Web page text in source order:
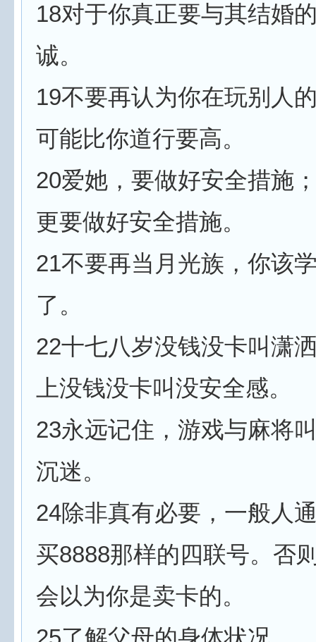
18对于你真正要与其结婚
诚。
19不要再认为你在玩别人
可能比你道行要高。
20爱她，要做好安全措施
更要做好安全措施。
21不要再当月光族，你该
了。
22十七八岁没钱没卡叫潇
上没钱没卡叫没安全感。
23永远记住，游戏与麻将
沉迷。
24除非真有必要，一般人
买8888那样的四联号。否
会以为你是卖卡的。